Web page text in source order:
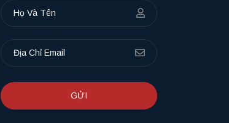
Tin tức mới
Nhận tin tức mới nhất trong hộp thư
đến của bạn